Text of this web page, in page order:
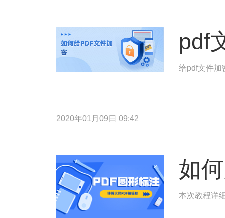
pdf
给pdf文件加
2020年01月09日 09:42
如
本次教程详